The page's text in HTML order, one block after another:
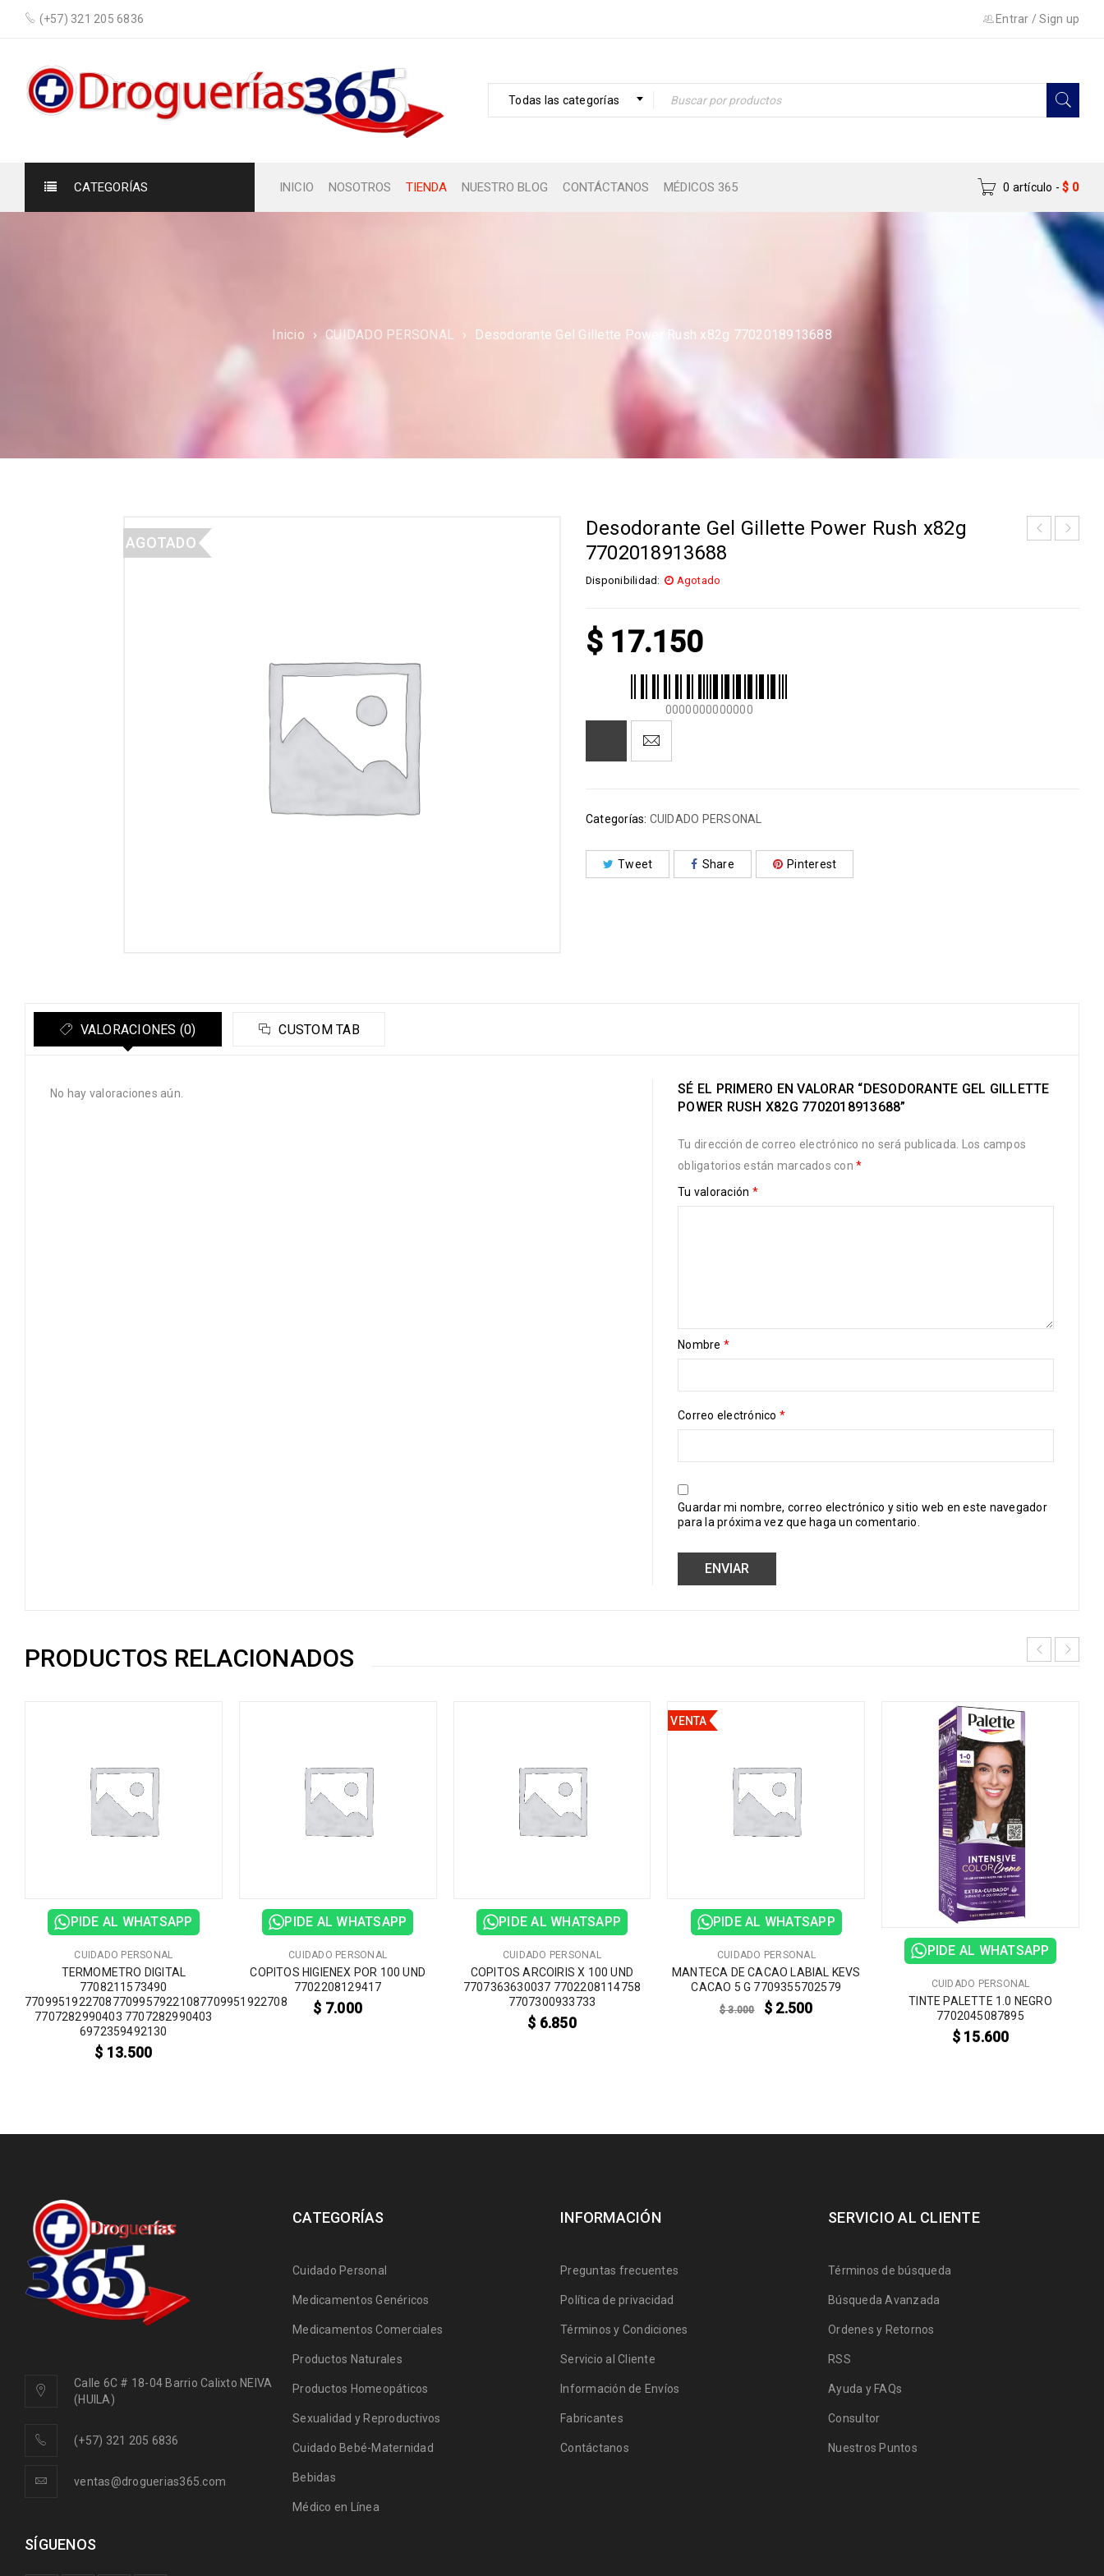
(+57) 321 205 6836 Entrar /Sign up
Todas las categorías
CATEGORÍAS INICIO NOSOTROS TIENDA NUESTRO BLOG CONTÁCTANOS MÉDICOS 365 0 artículo - $ 0
Inicio › CUIDADO PERSONAL › Desodorante Gel Gillette Power Rush x82g 7702018913688
AGOTADO
Desodorante Gel Gillette Power Rush x82g
7702018913688
Disponibilidad: Agotado
$ 17.150
0000000000000
Categorías: CUIDADO PERSONAL
Tweet Share Pinterest
VALORACIONES (0) CUSTOM TAB
No hay valoraciones aún.
SÉ EL PRIMERO EN VALORAR “DESODORANTE GEL GILLETTE
POWER RUSH X82G 7702018913688”
Tu dirección de correo electrónico no será publicada.
Los campos
obligatorios están marcados con*
Tu valoración *
Nombre *
Correo electrónico *
Guardar mi nombre, correo electrónico y sitio web en este navegador
para la próxima vez que haga un comentario.
PRODUCTOS RELACIONADOS
PIDE AL WHATSAPP
CUIDADO PERSONAL
TERMOMETRO DIGITAL
7708211573490
770995192270877099579221087709951922708
7707282990403 7707282990403
6972359492130
$ 13.500
PIDE AL WHATSAPP
CUIDADO PERSONAL
COPITOS HIGIENEX POR 100 UND
7702208129417
$ 7.000
PIDE AL WHATSAPP
CUIDADO PERSONAL
COPITOS ARCOIRIS X 100 UND
7707363630037 7702208114758
7707300933733
$ 6.850
VENTA
PIDE AL WHATSAPP
CUIDADO PERSONAL
MANTECA DE CACAO LABIAL KEVS
CACAO 5 G 7709355702579
$3.000 $ 2.500
PIDE AL WHATSAPP
CUIDADO PERSONAL
TINTE PALETTE 1.0 NEGRO
7702045087895
$15.600
Calle 6C # 18-04 Barrio Calixto NEIVA
(HUILA)
(+57) 321 205 6836
ventas@droguerias365.com
SÍGUENOS
CATEGORÍAS
Cuidado Personal
Medicamentos Genéricos
Medicamentos Comerciales
Productos Naturales
Productos Homeopáticos
Sexualidad y Reproductivos
Cuidado Bebé-Maternidad
Bebidas
Médico en Línea
INFORMACIÓN
Preguntas frecuentes
Política de privacidad
Términos y Condiciones
Servicio al Cliente
Información de Envíos
Fabricantes
Contáctanos
SERVICIO AL CLIENTE
Términos de búsqueda
Búsqueda Avanzada
Ordenes y Retornos
RSS
Ayuda y FAQs
Consultor
Nuestros Puntos